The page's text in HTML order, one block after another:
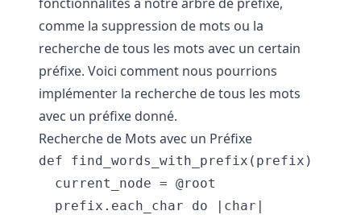
comme la suppression de mots ou la
recherche de tous les mots avec un certain
préfixe. Voici comment nous pourrions
implémenter la recherche de tous les mots
avec un préfixe donné.
Recherche de Mots avec un Préfixe
def find_words_with_prefix(prefix)
  current_node = @root
  prefix.each_char do |char|